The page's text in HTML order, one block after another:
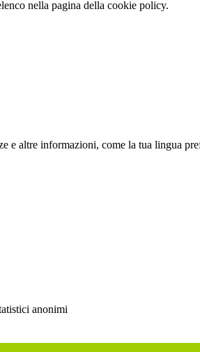
nella pagina della cookie policy.
altre informazioni, come la tua lingua
anonimi